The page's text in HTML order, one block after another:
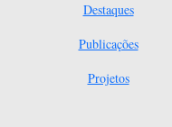
Destaques
Publicações
Projetos